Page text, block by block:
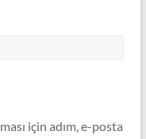
için adım, e-posta